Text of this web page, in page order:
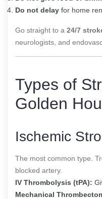
Do not delay for home
Go straight to a 24/7
neurologists, and
Types of
Golden
Ischemic
The most common type.
blocked artery.
IV Thrombolysis (tPA):
Mechanical